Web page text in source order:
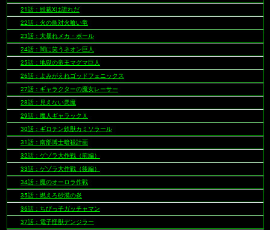
21話：総裁Xは誰れだ
22話：火の鳥対火喰い竜
23話：大暴れメカ・ボール
24話：闇に笑うネオン巨人
25話：地獄の帝王マグマ巨人
26話：よみがえれゴッドフェニックス
27話：ギャラクターの魔女レーサー
28話：見えない悪魔
29話：魔人ギャラックＸ
30話：ギロチン鉄獣カミソラール
31話：南部博士暗殺計画
32話：ゲゾラ大作戦（前編）
33話：ゲゾラ大作戦（後編）
34話：魔のオーロラ作戦
35話：燃えろ砂漠の炎
36話：ちびっ子ガッチャマン
37話：電子怪獣デンジラー